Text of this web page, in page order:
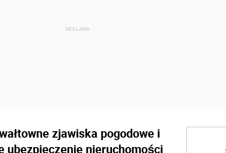
zjawiska pogodowe i
ubezpieczenie nieruchomości